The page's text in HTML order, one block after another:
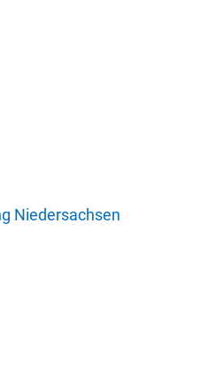
Niedersachsen